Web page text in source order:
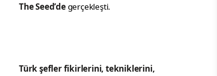
The Seed’degerçekleşti.
Türk şefler fikirlerini, tekniklerini,